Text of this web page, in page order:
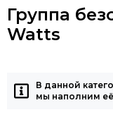
Группа
Watts
В данной
мы наполним